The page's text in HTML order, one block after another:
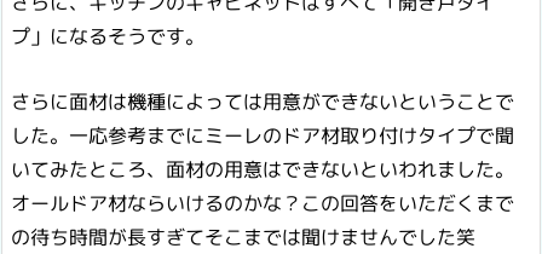
プ」になるそうです。
さらに面材は機種によっては用意ができないということで
した。一応参考までにミーレのドア材取り付けタイプで聞
いてみたところ、面材の用意はできないといわれました。
オールドア材ならいけるのかな？この回答をいただくまで
の待ち時間が長すぎてそこまでは聞けませんでした笑